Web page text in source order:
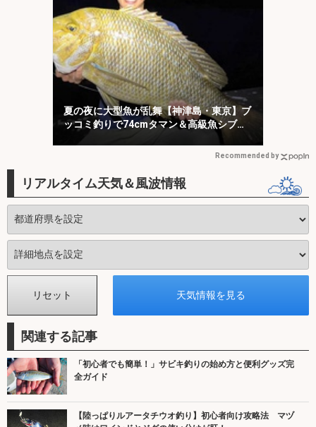
夏の夜に大型魚が乱舞【神津島・東京】ブ
ッコミ釣りで74cmタマン＆高級魚シブダ
Recommended by
リアルタイム天気＆風波情報
関連する記事
「初心者でも簡単！」サビキ釣りの始め方と便利グッズ完
全ガイド
【陸っぱりルアータチウオ釣り】初心者向け攻略法 マヅ